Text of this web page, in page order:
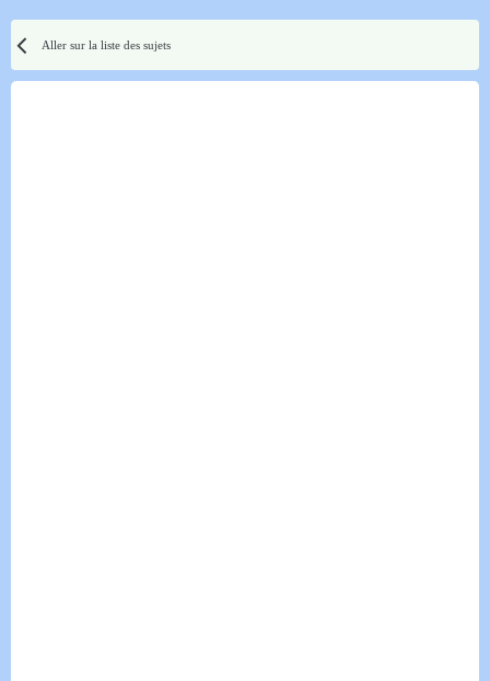
Aller sur la liste des sujets